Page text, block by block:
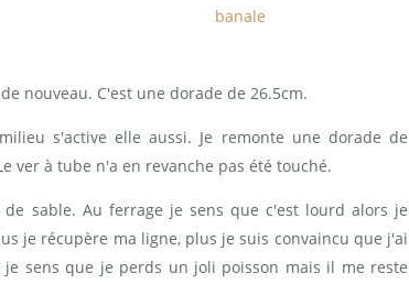
nouveau. C'est une dorade de 26.5cm.
s'active elle aussi. Je remonte une dorade de
ver à tube n'a en revanche pas été touché.
sable. Au ferrage je sens que c'est lourd alors je
je récupère ma ligne, plus je suis convaincu que j'ai
sens que je perds un joli poisson mais il me reste